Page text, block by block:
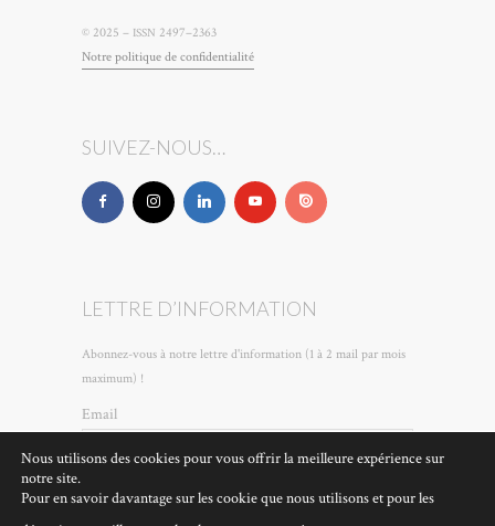
© 2025 – ISSN 2497–2363
Notre poli­tique de confidentialité
SUIVEZ-NOUS…
LETTRE D’INFORMATION
Abonnez-vous à notre lettre d'information (1 à 2 mail par mois
maximum) !
Email
En continuant, vous acceptez la politique de
confidentialité
Nous utilisons des cookies pour vous offrir la meilleure expérience sur
notre site.
Pour en savoir davantage sur les cookie que nous utilisons et pour les